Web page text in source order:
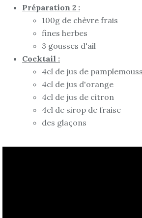
Préparation 2 :
100g de chèvre frais
fines herbes
3 gousses d'ail
Cocktail :
4cl de jus de
4cl de jus d'orange
4cl de jus de citron
4cl de sirop de fraise
des glaçons